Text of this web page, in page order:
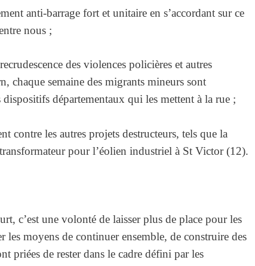
anti-barrage fort et unitaire en s’accordant sur ce
nous ;
des violences policières et autres
chaque semaine des migrants mineurs sont
départementaux qui les mettent à la rue ;
contre les autres projets destructeurs, tels que la
pour l’éolien industriel à St Victor (12).
c’est une volonté de laisser plus de place pour les
les moyens de continuer ensemble, de construire des
priées de rester dans le cadre défini par les